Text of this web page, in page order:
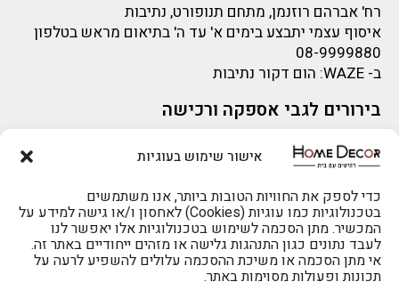
אישור שימוש בעוגיות
כדי לספק את החוויות הטובות ביותר, אנו משתמשים
בטכנולוגיות כמו עוגיות (Cookies) לאחסון ו/או גישה למידע על
המכשיר. מתן הסכמה לשימוש בטכנולוגיות אלו יאפשר לנו
לעבד נתונים כגון התנהגות גלישה או מזהים ייחודיים באתר זה.
אי מתן הסכמה או משיכת ההסכמה עלולים להשפיע לרעה על
תכונות ופעולות מסוימות באתר.
רח' אברהם רוזנמן, מתחם תנופורט, נתיבות
איסוף עצמי יתבצע בימים א' עד ה' בתיאום מראש בטלפון
08-9999880
ב- WAZE: הום דקור נתיבות
בירורים לגבי אספקה ורכישה
בירור לגבי אספקה -ניתן לפנות למייל:
sigal@home-decor.co.il
פניות לפני רכישה – ניתן לפנות למייל: omer@home-
decor.co.il
לרכישה טלפונית: 073-2002666